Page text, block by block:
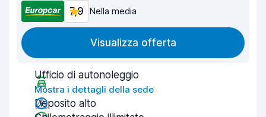
7,9 Nella media
Visualizza offerta
Ufficio di autonoleggio
Mostra i dettagli della sede
Deposito alto